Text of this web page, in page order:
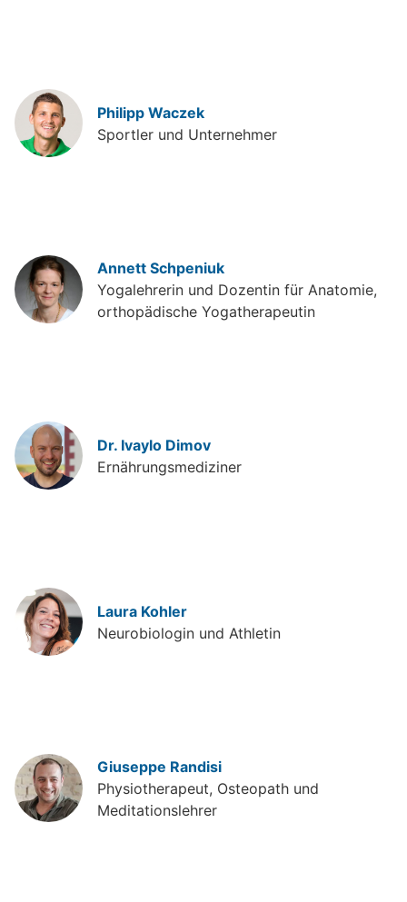
Philipp Waczek
Sportler und Unternehmer
Annett Schpeniuk
Yogalehrerin und Dozentin für Anatomie,
orthopädische Yogatherapeutin
Dr. Ivaylo Dimov
Ernährungsmediziner
Laura Kohler
Neurobiologin und Athletin
Giuseppe Randisi
Physiotherapeut, Osteopath und
Meditationslehrer